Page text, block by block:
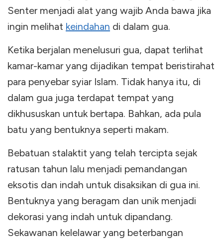
Senter menjadi alat yang wajib Anda bawa jika
ingin melihat keindahan di dalam gua.
Ketika berjalan menelusuri gua, dapat terlihat
kamar-kamar yang dijadikan tempat beristirahat
para penyebar syiar Islam. Tidak hanya itu, di
dalam gua juga terdapat tempat yang
dikhususkan untuk bertapa. Bahkan, ada pula
batu yang bentuknya seperti makam.
Bebatuan stalaktit yang telah tercipta sejak
ratusan tahun lalu menjadi pemandangan
eksotis dan indah untuk disaksikan di gua ini.
Bentuknya yang beragam dan unik menjadi
dekorasi yang indah untuk dipandang.
Sekawanan kelelawar yang beterbangan